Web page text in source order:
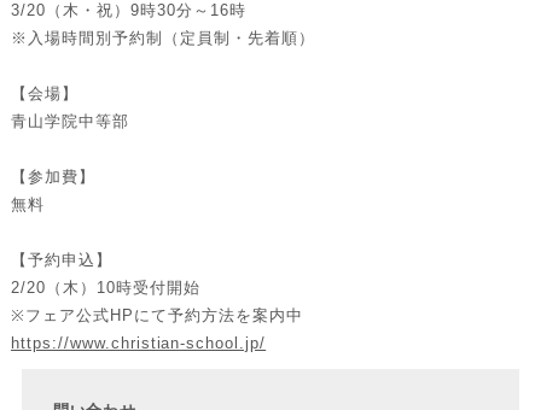
3/20（木・祝）9時30分～16時
※入場時間別予約制（定員制・先着順）
【会場】
青山学院中等部
【参加費】
無料
【予約申込】
2/20（木）10時受付開始
※フェア公式HPにて予約方法を案内中
https://www.christian-school.jp/